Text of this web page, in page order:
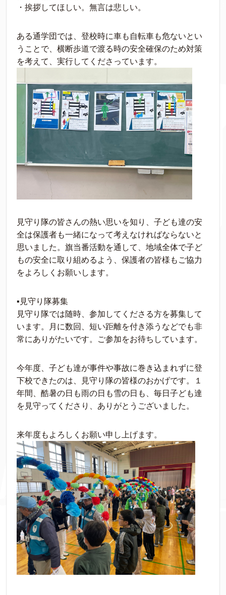
・挨拶してほしい。無言は悲しい。
ある通学団では、登校時に車も自転車も危ないとい
うことで、横断歩道で渡る時の安全確保のため対策
を考えて、実行してくださっています。
見守り隊の皆さんの熱い思いを知り、子ども達の安
全は保護者も一緒になって考えなければならないと
思いました。旗当番活動を通して、地域全体で子ど
もの安全に取り組めるよう、保護者の皆様もご協力
をよろしくお願いします。
▪︎見守り隊募集
見守り隊では随時、参加してくださる方を募集して
います。月に数回、短い距離を付き添うなどでも非
常にありがたいです。ご参加をお待ちしています。
今年度、子ども達が事件や事故に巻き込まれずに登
下校できたのは、見守り隊の皆様のおかげです。１
年間、酷暑の日も雨の日も雪の日も、毎日子ども達
を見守ってくださり、ありがとうございました。
来年度もよろしくお願い申し上げます。